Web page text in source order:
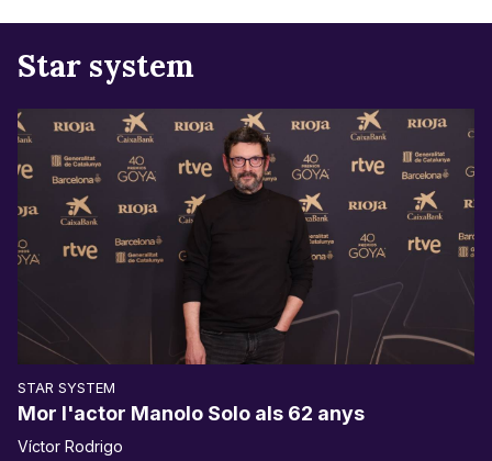
Star system
STAR SYSTEM
Mor l'actor Manolo Solo als 62 anys
Víctor Rodrigo